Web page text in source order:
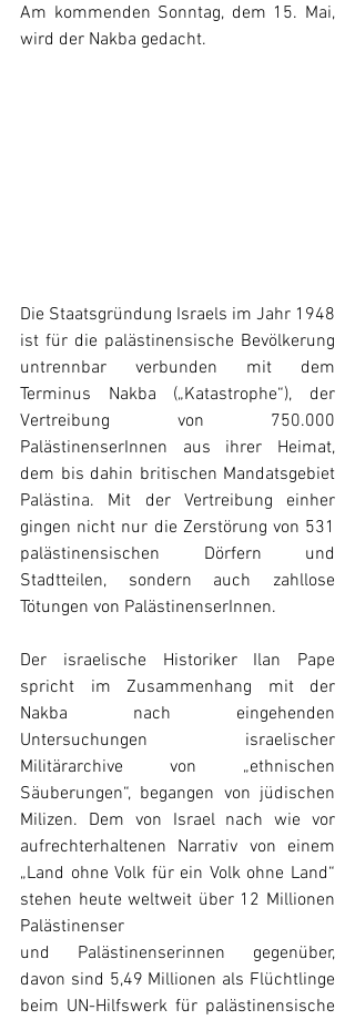
Am kommenden Sonntag, dem 15. Mai,
wird der Nakba gedacht.
Die Staatsgründung Israels im Jahr 1948
ist für die palästinensische Bevölkerung
untrennbar verbunden mit dem
Terminus Nakba („Katastrophe“), der
Vertreibung von 750.000
PalästinenserInnen aus ihrer Heimat,
dem bis dahin britischen Mandatsgebiet
Palästina. Mit der Vertreibung einher
gingen nicht nur die Zerstörung von 531
palästinensischen Dörfern und
Stadtteilen, sondern auch zahllose
Tötungen von PalästinenserInnen.
Der israelische Historiker Ilan Pape
spricht im Zusammenhang mit der
Nakba nach eingehenden
Untersuchungen israelischer
Militärarchive von „ethnischen
Säuberungen“, begangen von jüdischen
Milizen. Dem von Israel nach wie vor
aufrechterhaltenen Narrativ von einem
„Land ohne Volk für ein Volk ohne Land“
stehen heute weltweit über 12 Millionen
Palästinenser
und Palästinenserinnen gegenüber,
davon sind 5,49 Millionen als Flüchtlinge
beim UN-Hilfswerk für palästinensische